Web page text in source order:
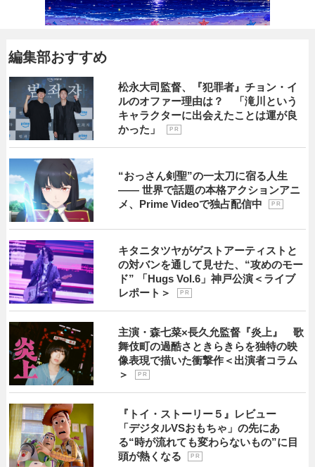
編集部おすすめ
松永大司監督、『犯罪者』チョン・イ
ルのオファー理由は？ 「滝川という
キャラクターに出会えたことは運が良
かった」
P R
“おっさん剣聖”の一太刀に宿る人生
―― 世界で話題の本格アクションアニ
メ、Prime Videoで独占配信中
P R
キタニタツヤがゲストアーティストと
の対バンを通して見せた、“攻めのモー
ド” 「Hugs Vol.6」神戸公演＜ライブ
レポート＞
P R
主演・森七菜×長久允監督『炎上』 歌
舞伎町の過酷さときらきらを独特の映
像表現で描いた衝撃作＜出演者コラム
＞
P R
『トイ・ストーリー５』レビュー
「デジタルVSおもちゃ」の先にあ
る“時が流れても変わらないもの”に目
頭が熱くなる
P R